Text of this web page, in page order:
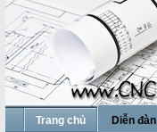
Trang chủ Diễn đàn